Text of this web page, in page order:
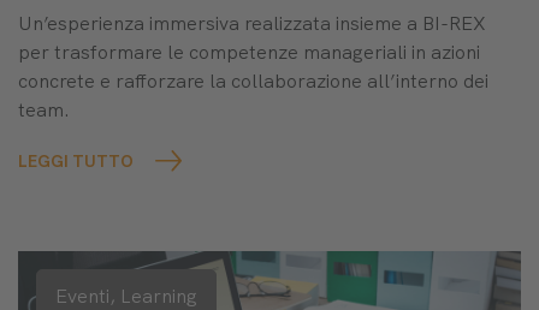
Un’esperienza immersiva realizzata insieme a BI-REX
per trasformare le competenze manageriali in azioni
concrete e rafforzare la collaborazione all’interno dei
team.
LEGGI TUTTO
Eventi, Learning